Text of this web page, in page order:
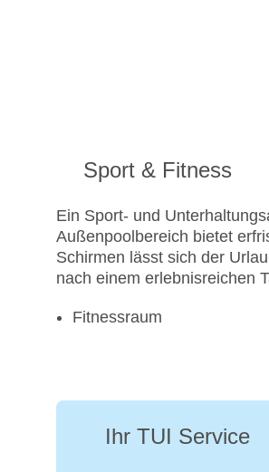
Sport & Fitness
Ein Sport- und
Außenpoolbereich bietet
Schirmen lässt sich der
nach einem erlebnisreichen
Fitnessraum
Ihr TUI Service